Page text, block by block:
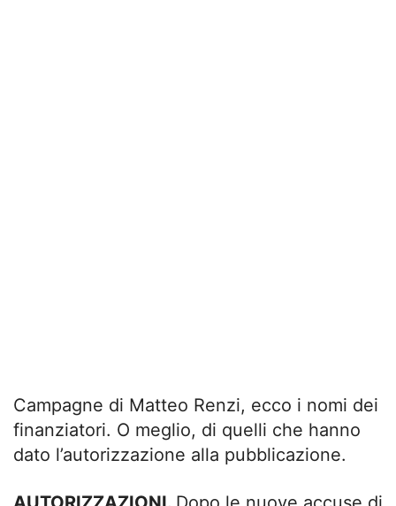
Campagne di Matteo Renzi, ecco i nomi dei
finanziatori. O meglio, di quelli che hanno
dato l’autorizzazione alla pubblicazione.